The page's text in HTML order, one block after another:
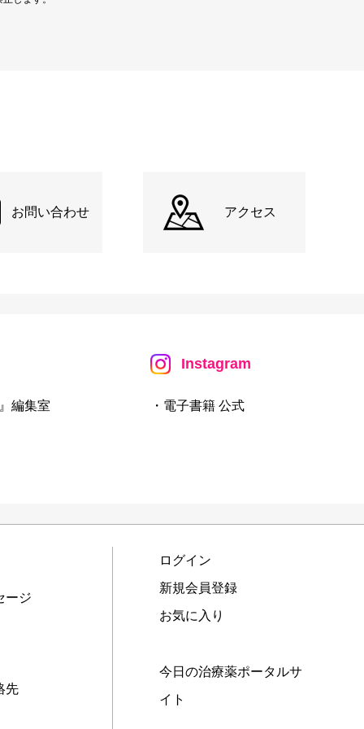
お問い合わせ アクセス
編集室
Instagram
・電子書籍 公式
ージ
先
ログイン
新規会員登録
お気に入り
今日の治療薬ポータルサ
イト